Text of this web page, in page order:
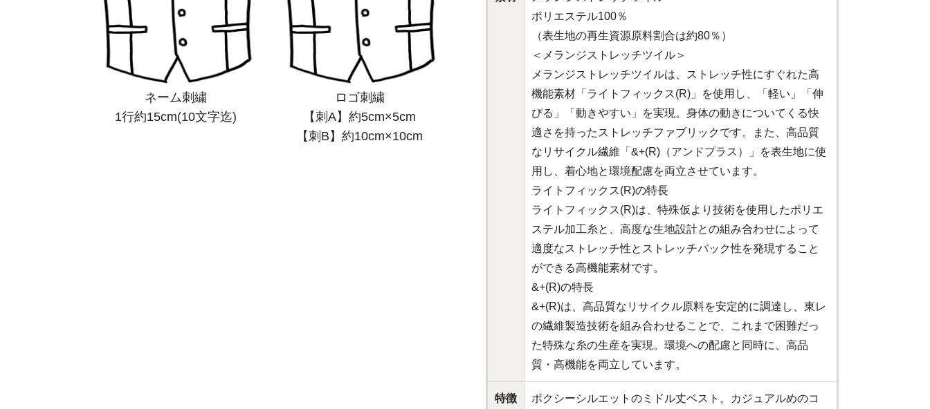
ポリエステル100％
（表生地の再生資源原料割合は約80％）
＜メランジストレッチツイル＞
メランジストレッチツイルは、ストレッチ性にすぐれた高
機能素材「ライトフィックス(R)」を使用し、「軽い」「伸
びる」「動きやすい」を実現。身体の動きについてくる快
適さを持ったストレッチファブリックです。また、高品質
なリサイクル繊維「&+(R)（アンドプラス）」を表生地に使
用し、着心地と環境配慮を両立させています。
ライトフィックス(R)の特長
ライトフィックス(R)は、特殊仮より技術を使用したポリエ
ステル加工糸と、高度な生地設計との組み合わせによって
適度なストレッチ性とストレッチバック性を発現すること
ができる高機能素材です。
&+(R)の特長
&+(R)は、高品質なリサイクル原料を安定的に調達し、東レ
の繊維製造技術を組み合わせることで、これまで困難だっ
た特殊な糸の生産を実現。環境への配慮と同時に、高品
質・高機能を両立しています。
特徴
ボクシーシルエットのミドル丈ベスト。カジュアルめのコ
ネーム刺繍
1行約15cm(10文字迄)
ロゴ刺繍
【刺A】約5cm×5cm
【刺B】約10cm×10cm